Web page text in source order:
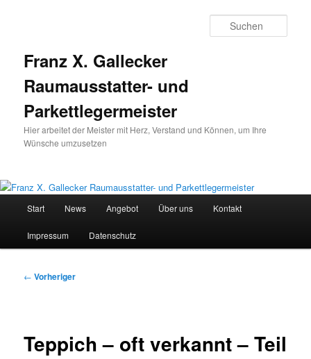
Franz X. Gallecker
Raumausstatter- und
Parkettlegermeister
Hier arbeitet der Meister mit Herz, Verstand und Können, um Ihre
Wünsche umzusetzen
Start News Angebot Über uns Kontakt
Impressum Datenschutz
Beitragsnavigation
← Vorheriger
Teppich – oft verkannt – Teil